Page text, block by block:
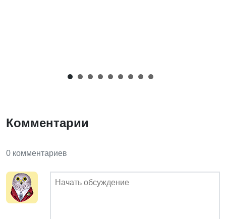
Комментарии
0 комментариев